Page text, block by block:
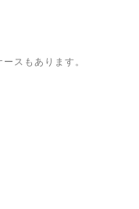
スもあります。